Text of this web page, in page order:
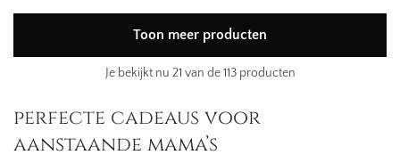
Toon meer producten
Je bekijkt nu 21 van de 113 producten
perfecte cadeaus voor
aanstaande mama’s